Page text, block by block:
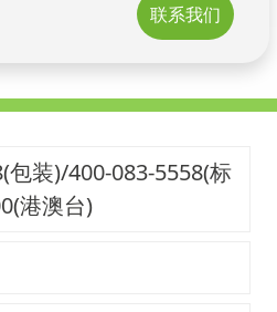
联系我们
包装)/400-083-5558(标
港澳台)